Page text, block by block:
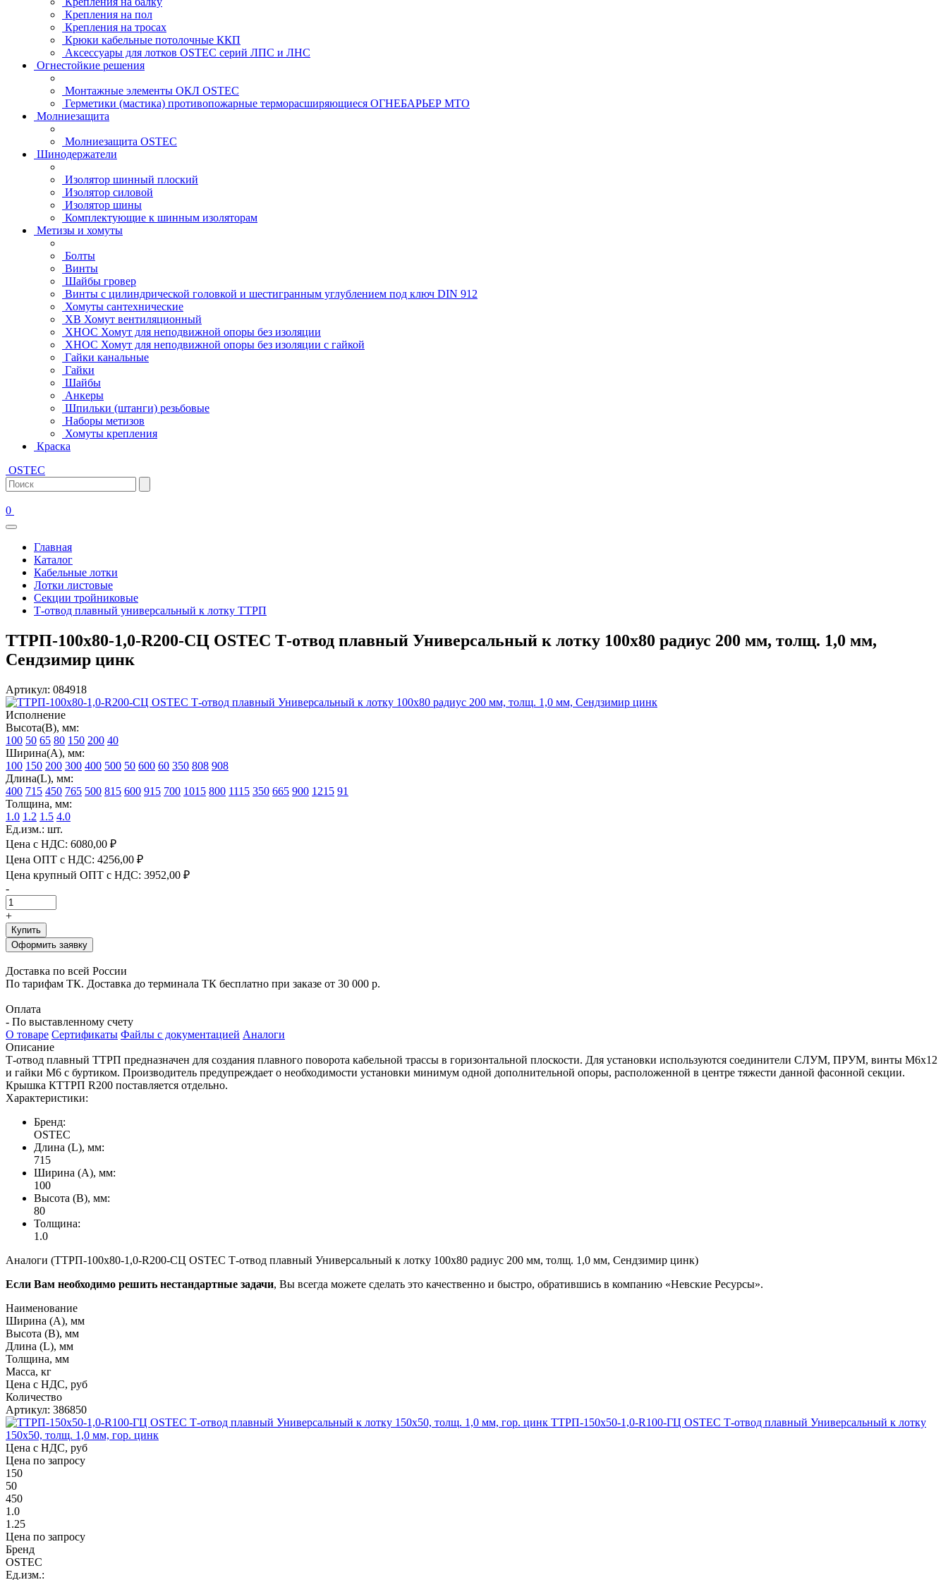
Крепления на пол
Крепления на тросах
Крюки кабельные потолочные ККП
Аксессуары для лотков OSTEC серий ЛПС и ЛНС
Огнестойкие решения
Монтажные элементы ОКЛ OSTEC
Герметики (мастика) противопожарные терморасширяющиеся ОГНЕБАРЬЕР МТО
Молниезащита
Молниезащита OSTEC
Шинодержатели
Изолятор шинный плоский
Изолятор силовой
Изолятор шины
Комплектующие к шинным изоляторам
Метизы и хомуты
Болты
Винты
Шайбы гровер
Винты с цилиндрической головкой и шестигранным углублением под ключ DIN 912
Хомуты сантехнические
ХВ Хомут вентиляционный
ХНОС Хомут для неподвижной опоры без изоляции
ХНОС Хомут для неподвижной опоры без изоляции с гайкой
Гайки канальные
Гайки
Шайбы
Анкеры
Шпильки (штанги) резьбовые
Наборы метизов
Хомуты крепления
Краска
OSTEC
0
Главная
Каталог
Кабельные лотки
Лотки листовые
Секции тройниковые
Т-отвод плавный универсальный к лотку ТТРП
ТТРП-100х80-1,0-R200-СЦ OSTEC Т-отвод плавный Универсальный к лотку 100х80 радиус 200 мм, толщ. 1,0 мм,
Сендзимир цинк
Артикул: 084918
Исполнение
Высота(В), мм:
100 50 65 80 150 200 40
Ширина(А), мм:
100 150 200 300 400 500 50 600 60 350 808 908
Длина(L), мм:
400 715 450 765 500 815 600 915 700 1015 800 1115 350 665 900 1215 91
Толщина, мм:
1.0 1.2 1.5 4.0
Ед.изм.: шт.
Цена с НДС: 6080,00 ₽
Цена ОПТ с НДС: 4256,00 ₽
Цена крупный ОПТ с НДС: 3952,00 ₽
-
+
Купить
Оформить заявку
Доставка по всей России
По тарифам ТК. Доставка до терминала ТК бесплатно при заказе от 30 000 р.
Оплата
- По выставленному счету
О товаре Сертификаты Файлы с документацией Аналоги
Описание
Т-отвод плавный ТТРП предназначен для создания плавного поворота кабельной трассы в горизонтальной плоскости. Для установки используются соединители СЛУМ, ПРУМ, винты М6х12
и гайки М6 с буртиком. Производитель предупреждает о необходимости установки минимум одной дополнительной опоры, расположенной в центре тяжести данной фасонной секции.
Крышка КТТРП R200 поставляется отдельно.
Характеристики:
Бренд:
OSTEC
Длина (L), мм:
715
Ширина (А), мм:
100
Высота (В), мм:
80
Толщина:
1.0
Аналоги (ТТРП-100х80-1,0-R200-СЦ OSTEC Т-отвод плавный Универсальный к лотку 100х80 радиус 200 мм, толщ. 1,0 мм, Сендзимир цинк)
Если Вам необходимо решить нестандартные задачи, Вы всегда можете сделать это качественно и быстро, обратившись в компанию «Невские Ресурсы».
Наименование
Ширина (А), мм
Высота (В), мм
Длина (L), мм
Толщина, мм
Масса, кг
Цена с НДС, руб
Количество
Артикул: 386850
ТТРП-150х50-1,0-R100-ГЦ OSTEC Т-отвод плавный Универсальный к лотку
150х50, толщ. 1,0 мм, гор. цинк
Цена с НДС, руб
Цена по запросу
150
50
450
1.0
1.25
Цена по запросу
Бренд
OSTEC
Ед.изм.: